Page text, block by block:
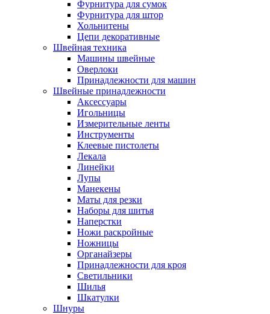
Фурнитура для сумок
Фурнитура для штор
Хольнитены
Цепи декоративные
Швейная техника
Машины швейные
Оверлоки
Принадлежности для машин
Швейные принадлежности
Аксессуары
Игольницы
Измерительные ленты
Инструменты
Клеевые пистолеты
Лекала
Линейки
Лупы
Манекены
Маты для резки
Наборы для шитья
Наперстки
Ножи раскройные
Ножницы
Органайзеры
Принадлежности для кроя
Светильники
Шилья
Шкатулки
Шнуры